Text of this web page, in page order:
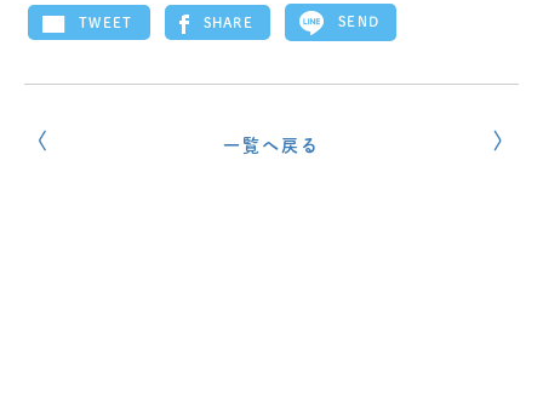
TWEET SHARE SEND
一覧へ戻る